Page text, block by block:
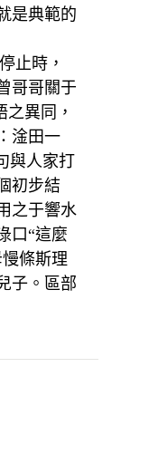
是典範的
止時，
哥哥關于
之異同，
淦田一
與人家打
初步結
之于響水
口“這麼
條斯理
子。區部